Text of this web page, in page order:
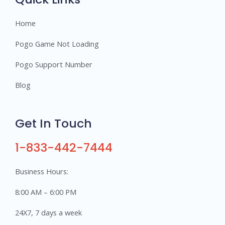
Home
Pogo Game Not Loading
Pogo Support Number
Blog
Get In Touch
1-833-442-7444
Business Hours:
8:00 AM – 6:00 PM
24X7, 7 days a week